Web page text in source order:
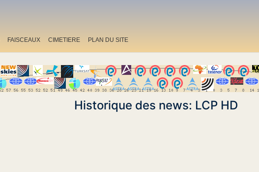
FAISCEAUX CIMETIERE PLAN DU SITE
Historique des news: LCP HD